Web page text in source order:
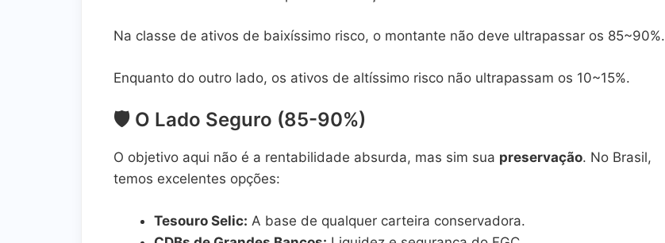
Na classe de ativos de baixíssimo risco, o montante não deve ultrapassar os 85~90%.
Enquanto do outro lado, os ativos de altíssimo risco não ultrapassam os 10~15%.
🛡️ O Lado Seguro (85-90%)
O objetivo aqui não é a rentabilidade absurda, mas sim sua preservação. No Brasil,
temos excelentes opções:
Tesouro Selic: A base de qualquer carteira conservadora.